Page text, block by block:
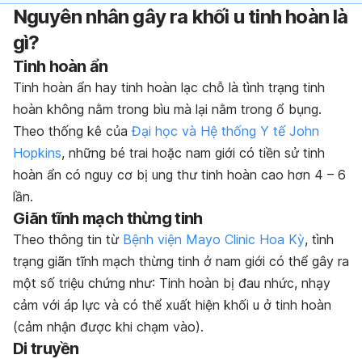
Nguyên nhân gây ra khối u tinh hoàn là
gì?
Tinh hoàn ẩn
Tinh hoàn ẩn hay tinh hoàn lạc chỗ là tình trạng tinh
hoàn không nằm trong bìu mà lại nằm trong ổ bụng.
Theo thống kê củaĐại học và Hệ thống Y tế John
Hopkins, những bé trai hoặc nam giới có tiền sử tinh
hoàn ẩn có nguy cơ bị ung thư tinh hoàn cao hơn 4 – 6
lần.
Giãn tĩnh mạch thừng tinh
Theo thông tin từ Bệnh viện Mayo Clinic Hoa Kỳ, tình
trạng giãn tĩnh mạch thừng tinh ở nam giới có thể gây ra
một số triệu chứng như: Tinh hoàn bị đau nhức, nhạy
cảm với áp lực và có thể xuất hiện khối u ở tinh hoàn
(cảm nhận được khi chạm vào).
Di truyền